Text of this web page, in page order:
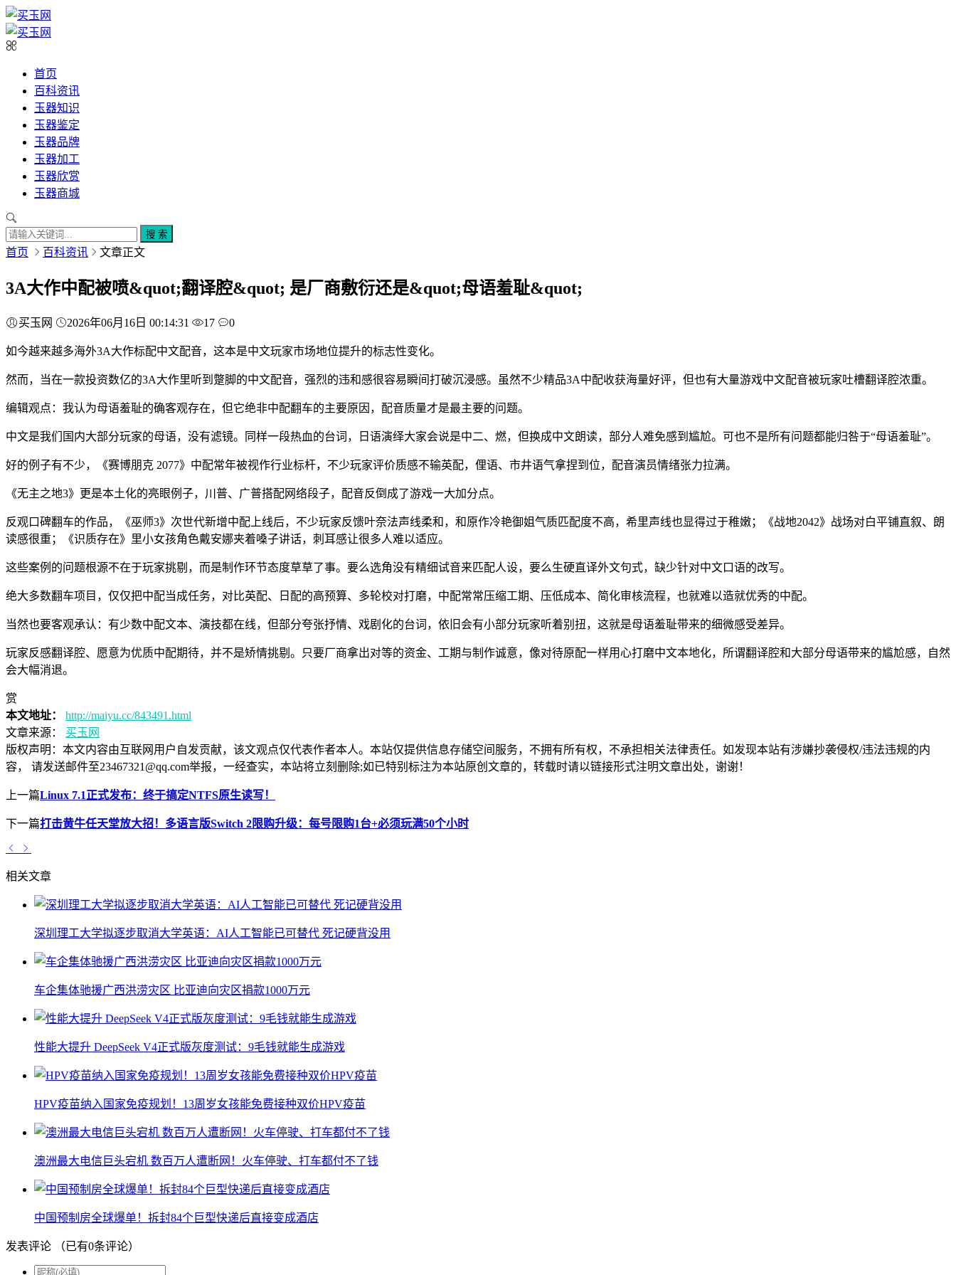
首页
百科资讯
玉器知识
玉器鉴定
玉器品牌
玉器加工
玉器欣赏
玉器商城
搜 索
首页 百科资讯 文章正文
3A大作中配被喷&quot;翻译腔&quot; 是厂商敷衍还是&quot;母语羞耻&quot;
买玉网 2026年06月16日 00:14:31 17 0
如今越来越多海外3A大作标配中文配音，这本是中文玩家市场地位提升的标志性变化。
然而，当在一款投资数亿的3A大作里听到蹩脚的中文配音，强烈的违和感很容易瞬间打破沉浸感。虽然不少精品3A中配收获海量好评，但也有大量游戏中文配音被玩家吐槽翻译腔浓重。
编辑观点：我认为母语羞耻的确客观存在，但它绝非中配翻车的主要原因，配音质量才是最主要的问题。
中文是我们国内大部分玩家的母语，没有滤镜。同样一段热血的台词，日语演绎大家会说是中二、燃，但换成中文朗读，部分人难免感到尴尬。可也不是所有问题都能归咎于“母语羞耻”。
好的例子有不少，《赛博朋克 2077》中配常年被视作行业标杆，不少玩家评价质感不输英配，俚语、市井语气拿捏到位，配音演员情绪张力拉满。
《无主之地3》更是本土化的亮眼例子，川普、广普搭配网络段子，配音反倒成了游戏一大加分点。
反观口碑翻车的作品，《巫师3》次世代新增中配上线后，不少玩家反馈叶奈法声线柔和，和原作冷艳御姐气质匹配度不高，希里声线也显得过于稚嫩；《战地2042》战场对白平铺直叙、朗
读感很重；《识质存在》里小女孩角色戴安娜夹着嗓子讲话，刺耳感让很多人难以适应。
这些案例的问题根源不在于玩家挑剔，而是制作环节态度草草了事。要么选角没有精细试音来匹配人设，要么生硬直译外文句式，缺少针对中文口语的改写。
绝大多数翻车项目，仅仅把中配当成任务，对比英配、日配的高预算、多轮校对打磨，中配常常压缩工期、压低成本、简化审核流程，也就难以造就优秀的中配。
当然也要客观承认：有少数中配文本、演技都在线，但部分夸张抒情、戏剧化的台词，依旧会有小部分玩家听着别扭，这就是母语羞耻带来的细微感受差异。
玩家反感翻译腔、愿意为优质中配期待，并不是矫情挑剔。只要厂商拿出对等的资金、工期与制作诚意，像对待原配一样用心打磨中文本地化，所谓翻译腔和大部分母语带来的尴尬感，自然
会大幅消退。
赏
本文地址：
http://maiyu.cc/843491.html
文章来源：
买玉网
版权声明： 本文内容由互联网用户自发贡献，该文观点仅代表作者本人。本站仅提供信息存储空间服务，不拥有所有权，不承担相关法律责任。如发现本站有涉嫌抄袭侵权/违法违规的内
容， 请发送邮件至23467321@qq.com举报，一经查实，本站将立刻删除;如已特别标注为本站原创文章的，转载时请以链接形式注明文章出处，谢谢！
上一篇Linux 7.1正式发布：终于搞定NTFS原生读写！
下一篇打击黄牛任天堂放大招！多语言版Switch 2限购升级：每号限购1台+必须玩满50个小时
相关文章
深圳理工大学拟逐步取消大学英语：AI人工智能已可替代 死记硬背没用
车企集体驰援广西洪涝灾区 比亚迪向灾区捐款1000万元
性能大提升 DeepSeek V4正式版灰度测试：9毛钱就能生成游戏
HPV疫苗纳入国家免疫规划！13周岁女孩能免费接种双价HPV疫苗
澳洲最大电信巨头宕机 数百万人遭断网！火车停驶、打车都付不了钱
中国预制房全球爆单！拆封84个巨型快递后直接变成酒店
发表评论 （已有0条评论）